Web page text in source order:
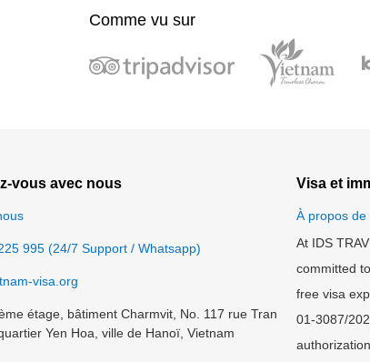
Comme vu sur
vous avec nous
995 (24/7 Support / Whatsapp)
visa.org
étage, bâtiment Charmvit, No. 117 rue Tran
Yen Hoa, ville de Hanoï, Vietnam
Visa et
À propos de
At IDS
committed
free visa
01-3087/